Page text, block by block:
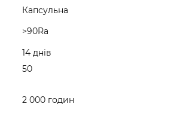
Капсульна
>90Ra
14 днів
50
2 000 годин